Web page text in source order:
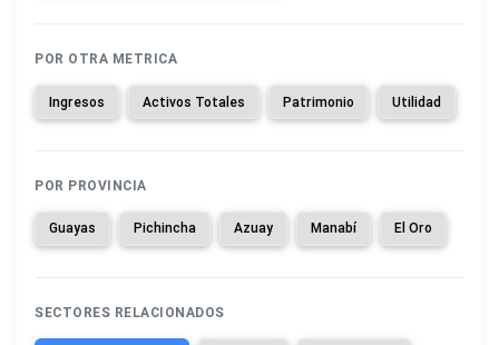
POR OTRA METRICA
Ingresos Activos Totales Patrimonio Utilidad
POR PROVINCIA
Guayas Pichincha Azuay Manabí El Oro
SECTORES RELACIONADOS